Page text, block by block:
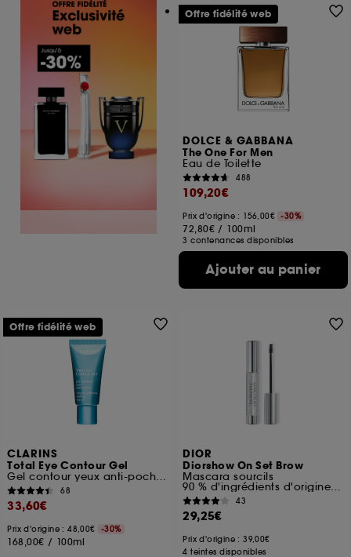
DOLCE & GABBANA
The One For Men
Eau de Toilette
488
109,20€
Prix d'origine : 156,00€ -30%
72,80€ / 100ml
3 contenances disponibles
Ajouter au panier
Offre fidélité web
CLARINS
Total Eye Contour Gel
Gel contour yeux anti-poches anti-cernes
68
33,60€
Prix d'origine : 48,00€ -30%
168,00€ / 100ml
Offre fidélité web
DIOR
Diorshow On Set Brow
Mascara sourcils
90 % d'ingrédients d'origine naturelle
43
29,25€
Prix d'origine : 39,00€
4 teintes disponibles